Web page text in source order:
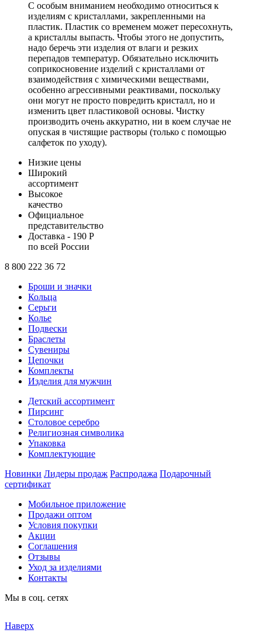
С особым вниманием необходимо относиться к
изделиям с кристаллами, закрепленными на
пластик. Пластик со временем может пересохнуть,
а кристаллы выпасть. Чтобы этого не допустить,
надо беречь эти изделия от влаги и резких
перепадов температур. Обязательно исключить
соприкосновение изделий с кристаллами от
взаимодействия с химическими веществами,
особенно агрессивными реактивами, поскольку
они могут не просто повредить кристалл, но и
изменить цвет пластиковой основы. Чистку
производить очень аккуратно, ни в коем случае не
опуская в чистящие растворы (только с помощью
салфеток по уходу).
Низкие цены
Широкий
ассортимент
Высокое
качество
Официальное
представительство
Доставка - 190 Р
по всей России
8 800 222 36 72
Броши и значки
Кольца
Серьги
Колье
Подвески
Браслеты
Сувениры
Цепочки
Комплекты
Изделия для мужчин
Детский ассортимент
Пирсинг
Столовое серебро
Религиозная символика
Упаковка
Комплектующие
Новинки Лидеры продаж Распродажа Подарочный
сертификат
Мобильное приложение
Продажи оптом
Условия покупки
Акции
Соглашения
Отзывы
Уход за изделиями
Контакты
Мы в соц. сетях
Наверх